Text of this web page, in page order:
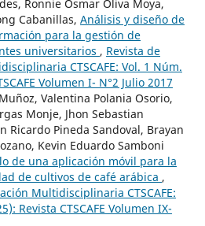
Ronnie Osmar Oliva Moya,
Cabanillas, Análisis y diseño de
para la gestión de
universitarios , Revista de
CTSCAFE: Vol. 1 Núm.
Volumen I- N°2 Julio 2017
Valentina Polania Osorio,
Monje, Jhon Sebastian
Ricardo Pineda Sandoval, Brayan
Kevin Eduardo Samboni
de una aplicación móvil para la
de cultivos de café arábica ,
Multidisciplinaria CTSCAFE:
Revista CTSCAFE Volumen IX-